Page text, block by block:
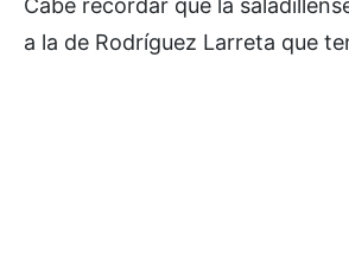
Cabe recordar que la
a la de Rodríguez Larreta que